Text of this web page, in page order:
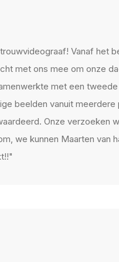
Vanaf het
met ons mee om onze
met een
beelden vanuit
Onze verzoeken
we kunnen Maarten van